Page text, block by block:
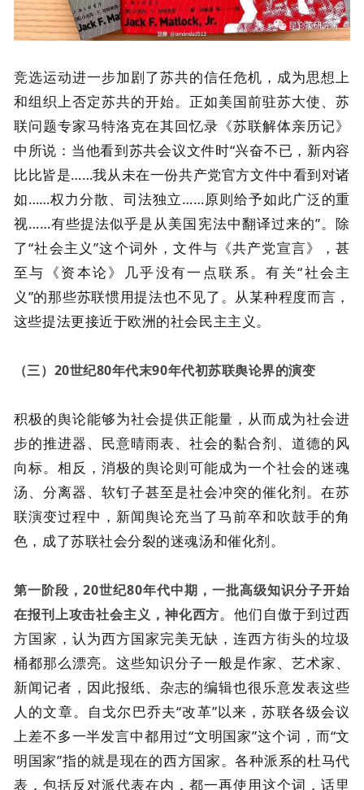
竞选运动进一步加剧了苏共的信任危机，成为思想上
和组织上否定苏共的开始。正如美国前驻苏大使、苏
联问题专家马特洛克在其回忆录《苏联解体亲历记》
中所说：当他看到苏共会议文件时“兴奋不已，新内容
比比皆是……我从未在一份共产党官方文件中看到对诸
如……权力分散、司法独立……原则给予如此广泛的重
视……有些提法似乎是从美国宪法中翻译过来的”。除
了“社会主义”这个词外，文件与《共产党宣言》，甚
至与《资本论》几乎没有一点联系。有关“社会主
义”的那些苏联惯用提法也不见了。从某种程度而言，
这些提法更接近于欧洲的社会民主主义。
（三）20世纪80年代末90年代初苏联舆论界的演变
积极的舆论能够为社会提供正能量，从而成为社会进
步的推进器、民意晴雨表、社会的黏合剂、道德的风
向标。相反，消极的舆论则可能成为一个社会的迷魂
汤、分离器、软钉子甚至是社会冲突的催化剂。在苏
联演变过程中，新闻舆论充当了马前卒和吹鼓手的角
色，成了苏联社会分裂的迷魂汤和催化剂。
第一阶段，20世纪80年代中期，一批高级知识分子开始
在报刊上攻击社会主义，神化西方。他们自傲于到过西
方国家，认为西方国家完美无缺，连西方街头的垃圾
桶都那么漂亮。这些知识分子一般是作家、艺术家、
新闻记者，因此报纸、杂志的编辑也很乐意发表这些
人的文章。自戈尔巴乔夫“改革”以来，苏联各级会议
上差不多一半发言中都用过“文明国家”这个词，而“文
明国家”指的就是现在的西方国家。各种派系的杜马代
表，包括反对派代表在内，都一再使用这个词，话里